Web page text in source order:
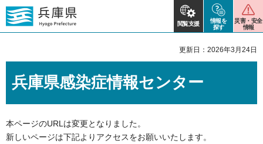
閲覧支援
情報を
探す
災害・安全
情報
更新日：2026年3月24日
兵庫県感染症情報センター
本ページのURLは変更となりました。
新しいページは下記よりアクセスをお願いいたします。